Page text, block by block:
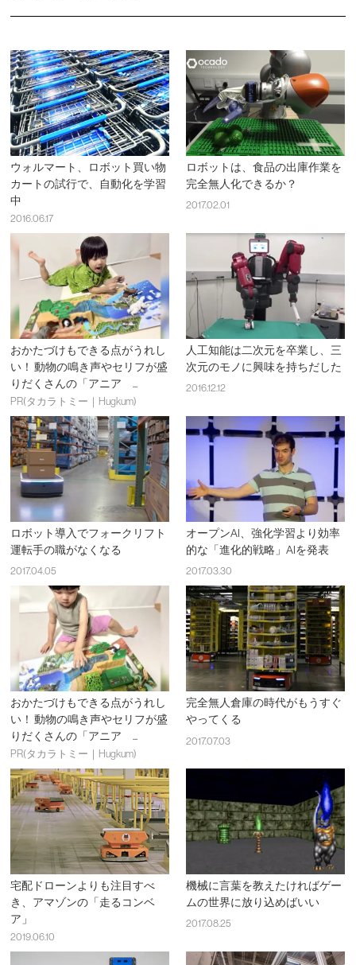
ウォルマート、ロボット買い物
カートの試行で、自動化を学習
中
2016.06.17
ロボットは、食品の出庫作業を
完全無人化できるか？
2017.02.01
おかたづけもできる点がうれし
い！ 動物の鳴き声やセリフが盛
りだくさんの「アニア ...
PR(タカラトミー｜Hugkum)
人工知能は二次元を卒業し、三
次元のモノに興味を持ちだした
2016.12.12
ロボット導入でフォークリフト
運転手の職がなくなる
2017.04.05
オープンAI、強化学習より効率
的な「進化的戦略」AIを発表
2017.03.30
おかたづけもできる点がうれし
い！ 動物の鳴き声やセリフが盛
りだくさんの「アニア ...
PR(タカラトミー｜Hugkum)
完全無人倉庫の時代がもうすぐ
やってくる
2017.07.03
宅配ドローンよりも注目すべ
き、アマゾンの「走るコンベ
ア」
2019.06.10
機械に言葉を教えたければゲー
ムの世界に放り込めばいい
2017.08.25